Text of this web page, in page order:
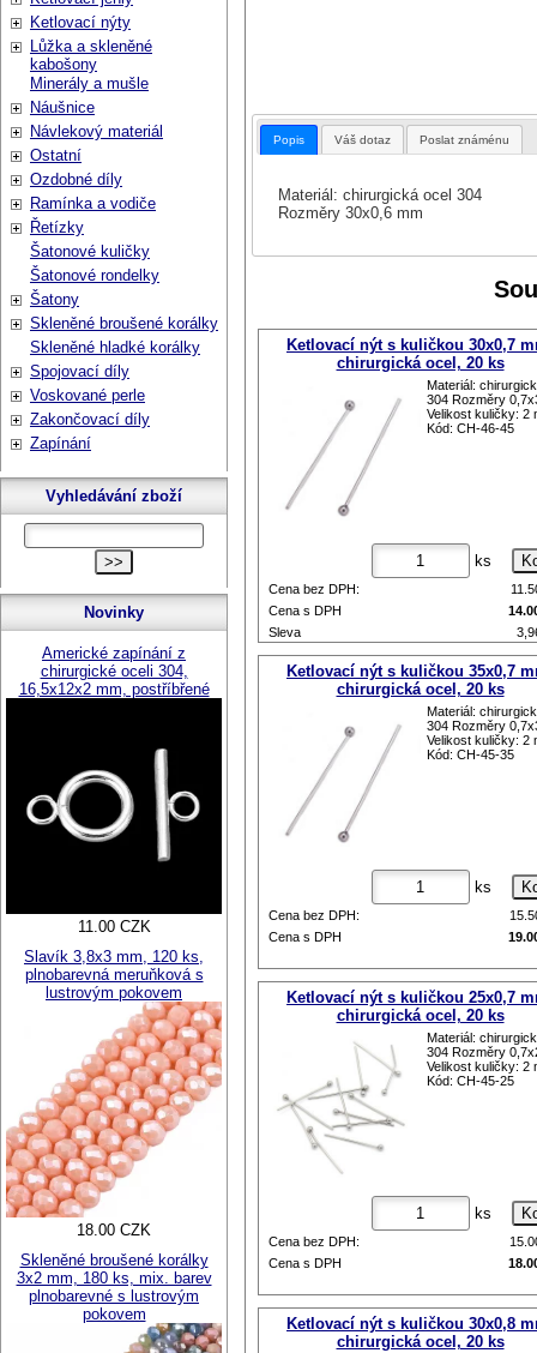
Popis Váš dotaz Poslat známénu
Materiál: chirurgická ocel 304
Rozměry 30x0,6 mm
Ketlovací nýt s kuličkou 30x0,7
chirurgická ocel, 20 ks
Materiál:
304 Rozměry
Velikost kuličky: 2
Kód: CH-46-45
ks
Cena bez DPH:
Cena s DPH
Sleva
Původní cena
Ketlovací nýt s kuličkou 35x0,7
chirurgická ocel, 20 ks
Materiál:
304 Rozměry
Velikost kuličky: 2
Kód: CH-45-35
ks
Cena bez DPH:
Cena s DPH
Ketlovací nýt s kuličkou 25x0,7
chirurgická ocel, 20 ks
Materiál:
304 Rozměry
Velikost kuličky: 2
Kód: CH-45-25
ks
Cena bez DPH:
Cena s DPH
Ketlovací nýt s kuličkou 30x0,8
chirurgická ocel, 20 ks
Ketlovací nýty
Lůžka a skleněné
kabošony
Minerály a mušle
Náušnice
Návlekový materiál
Ostatní
Ozdobné díly
Ramínka a vodiče
Řetízky
Šatonové kuličky
Šatonové rondelky
Šatony
Skleněné broušené korálky
Skleněné hladké korálky
Spojovací díly
Voskované perle
Zakončovací díly
Zapínání
Vyhledávání zboží
Novinky
Americké zapínání z
chirurgické oceli 304,
16,5x12x2 mm, postříbřené
11.00 CZK
Slavík 3,8x3 mm, 120 ks,
plnobarevná meruňková s
lustrovým pokovem
18.00 CZK
Skleněné broušené korálky
3x2 mm, 180 ks, mix. barev
plnobarevné s lustrovým
pokovem